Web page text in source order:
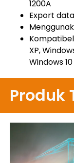
1200A
Export
XP,
Windows 10
Produk